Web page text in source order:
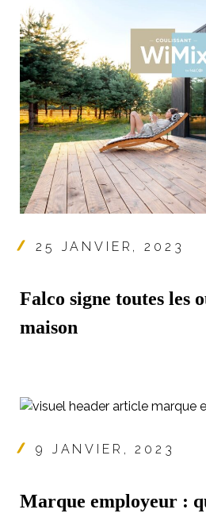
25 JANVIER, 2023
Falco signe toutes les
maison
9 JANVIER, 2023
Marque employeur :